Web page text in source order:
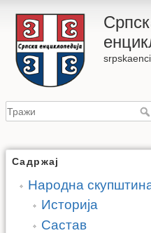
Садржај
Народна
Историја
Састав